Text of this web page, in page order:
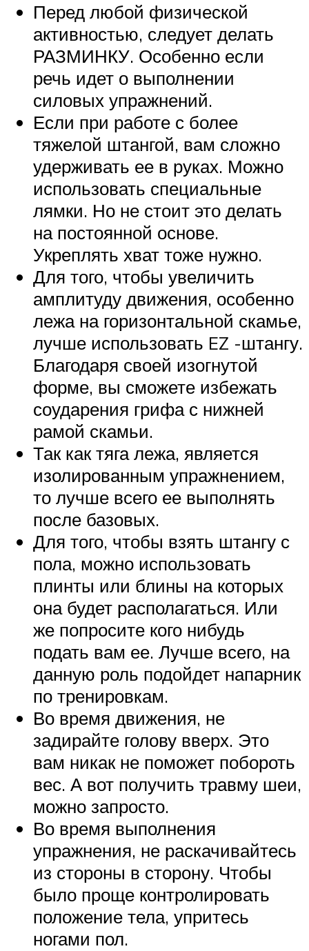
Перед любой физической
активностью, следует делать
РАЗМИНКУ. Особенно если
речь идет о выполнении
силовых упражнений.
Если при работе с более
тяжелой штангой, вам сложно
удерживать ее в руках. Можно
использовать специальные
лямки. Но не стоит это делать
на постоянной основе.
Укреплять хват тоже нужно.
Для того, чтобы увеличить
амплитуду движения, особенно
лежа на горизонтальной скамье,
лучше использовать EZ -штангу.
Благодаря своей изогнутой
форме, вы сможете избежать
соударения грифа с нижней
рамой скамьи.
Так как тяга лежа, является
изолированным упражнением,
то лучше всего ее выполнять
после базовых.
Для того, чтобы взять штангу с
пола, можно использовать
плинты или блины на которых
она будет располагаться. Или
же попросите кого нибудь
подать вам ее. Лучше всего, на
данную роль подойдет напарник
по тренировкам.
Во время движения, не
задирайте голову вверх. Это
вам никак не поможет побороть
вес. А вот получить травму шеи,
можно запросто.
Во время выполнения
упражнения, не раскачивайтесь
из стороны в сторону. Чтобы
было проще контролировать
положение тела, упритесь
ногами пол.